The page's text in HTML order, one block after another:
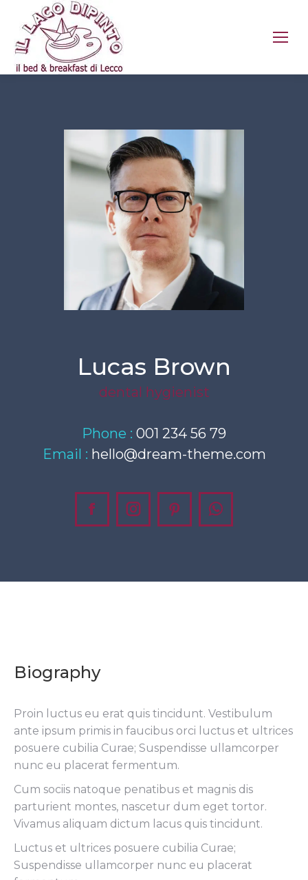
Lucas Brown
dental hygienist
Phone : 001 234 56 79
Email : hello@dream-theme.com
FacebookInstagramPinterestWhatsapp
Biography
Proin luctus eu erat quis tincidunt. Vestibulum
ante ipsum primis in faucibus orci luctus et ultrices
posuere cubilia Curae; Suspendisse ullamcorper
nunc eu placerat fermentum.
Cum sociis natoque penatibus et magnis dis
parturient montes, nascetur dum eget tortor.
Vivamus aliquam dictum lacus quis tincidunt.
Luctus et ultrices posuere cubilia Curae;
Suspendisse ullamcorper nunc eu placerat